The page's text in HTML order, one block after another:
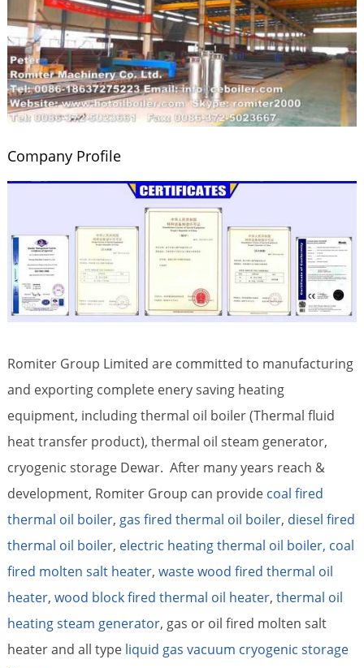
Company Profile
Romiter Group Limited are committed to manufacturing
and exporting complete enery saving heating
equipment, including thermal oil boiler (Thermal fluid
heat transfer product), thermal oil steam generator,
cryogenic storage Dewar. After many years reach &
development, Romiter Group can provide coal fired
thermal oil boiler, gas fired thermal oil boiler, diesel fired
thermal oil boiler, electric heating thermal oil boiler, coal
fired molten salt heater, waste wood fired thermal oil
heater, wood block fired thermal oil heater, thermal oil
heating steam generator, gas or oil fired molten salt
heater and all type liquid gas vacuum cryogenic storage